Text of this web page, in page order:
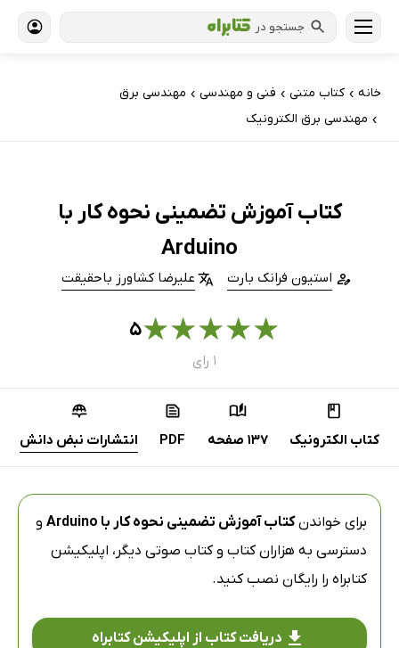
جستجو در
خانه › کتاب‌ متنی › فنی و مهندسی › مهندسی برق
› مهندسی برق الکترونیک
کتاب آموزش تضمینی نحوه کار با
Arduino
استیون فرانک بارت علیرضا کشاورز باحقیقت
★
★
★
★
★۵
۱ رای
کتاب الکترونیک 137 صفحه PDF انتشارات نبض دانش
برای خواندنکتاب آموزش تضمینی نحوه کار با Arduino
و
دسترسی به هزاران کتاب و کتاب صوتی دیگر، اپلیکیشن
کتابراه را رایگان نصب کنید.
دریافت کتاب از اپلیکیشن کتابراه